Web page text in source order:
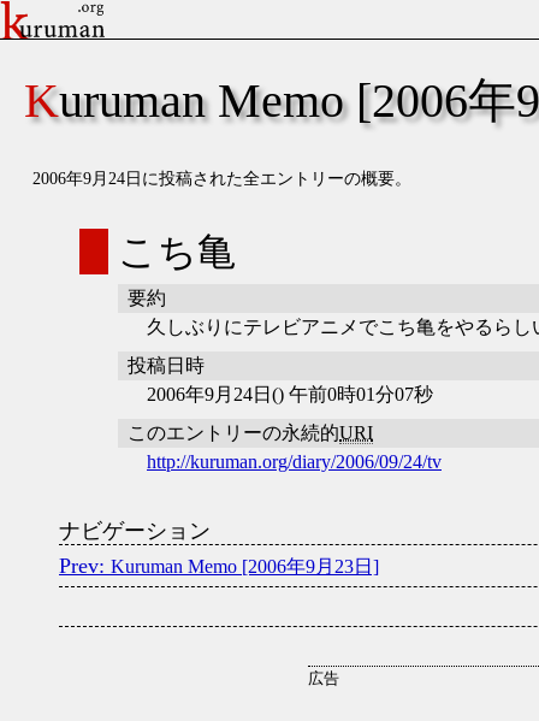
Kuruman Memo [2006
2006年9月24日に投稿された全エントリーの概要。
こち亀
要約
久しぶりにテレビアニメでこち亀をやるらし
投稿日時
2006年9月24日() 午前0時01分07秒
このエントリーの永続的URI
http://kuruman.org/diary/2006/09/24/tv
ナビゲーション
Kuruman Memo [2006年9月23日]